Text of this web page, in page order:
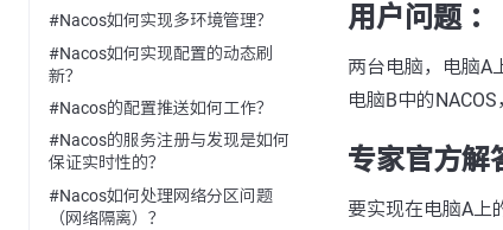
#Nacos如何实现多环境管理？
#Nacos如何实现配置的动态刷
新？
#Nacos的配置推送如何工作？
#Nacos的服务注册与发现是如何
保证实时性的？
#Nacos如何处理网络分区问题
（网络隔离）？
用户问题 ：
两台电脑，电脑A
电脑B中的
专家官方解
要实现在电脑A上